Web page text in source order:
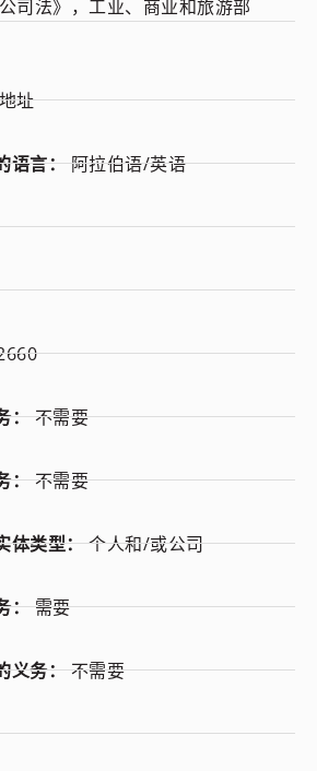
司法》，工业、商业和旅游部
址
语言：阿拉伯语/英语
：不需要
：不需要
体类型：个人和/或公司
：需要
义务：不需要